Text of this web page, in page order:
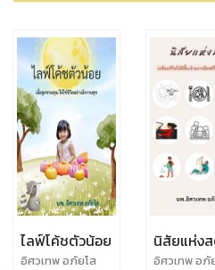
ไลฟ์โค้ชตัวน้อย
อิศวเทพ อภัยโส
นิสัยแห่ง
อิศวเทพ อภั